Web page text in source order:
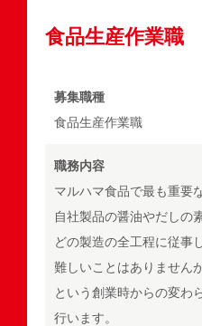
食品生産作業職
募集職種
食品生産作業職
職務内容
マルハマ食品で最も重要
自社製品の醤油やだしの
どの製造の全工程に従事
難しいことはありません
という創業時からの変わ
行います。